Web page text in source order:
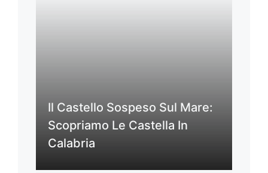
Il Castello Sospeso Sul Mare:
Scopriamo Le Castella In
Calabria